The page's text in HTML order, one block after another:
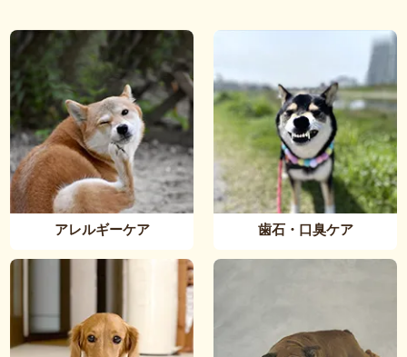
アレルギーケア 歯石・口臭ケア